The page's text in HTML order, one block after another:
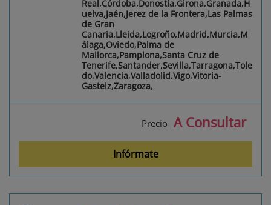
Real,Córdoba,Donostia,Girona,Granada,H
uelva,Jaén,Jerez de la Frontera,Las Palmas
de Gran
Canaria,Lleida,Logroño,Madrid,Murcia,M
álaga,Oviedo,Palma de
Mallorca,Pamplona,Santa Cruz de
Tenerife,Santander,Sevilla,Tarragona,Tole
do,Valencia,Valladolid,Vigo,Vitoria-
Gasteiz,Zaragoza,
Precio A Consultar
Infórmate